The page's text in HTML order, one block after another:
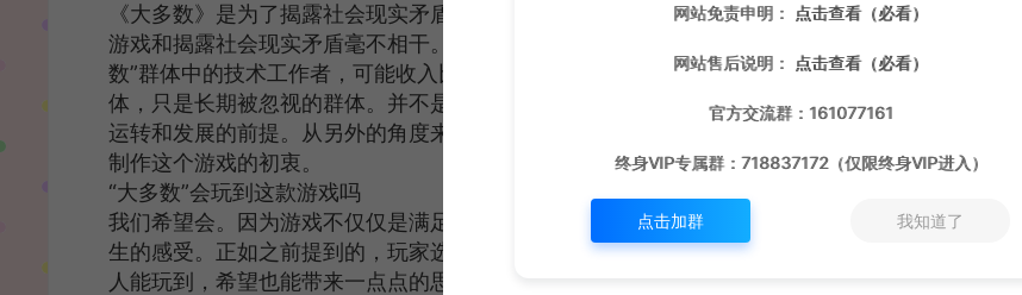
《大多数》是为了揭露社会现实矛盾吗
游戏和揭露社会现实矛盾毫不相干。产生这种想法的人，都是对“大多数”群体的不了解。而事实上
数”群体中的技术工作者，可能收入比他们想象得要高很多，生活也比他们想象得要幸福很多。城
体，只是长期被忽视的群体。并不是社会的底层或矛盾所在。相反，他们是社会的中坚力量，是
运转和发展的前提。从另外的角度来说，增加这部分文艺作品的比例，有助于解决信息隔阂。这
制作这个游戏的初衷。
“大多数”会玩到这款游戏吗
我们希望会。因为游戏不仅仅是满足一部分人的好奇，也对身处“大多数”群体的人有一种跳脱出来
生的感受。正如之前提到的，玩家选择工作的权衡过程，也是真实生活中选择工作的过程。如果“
人能玩到，希望也能带来一点点的思路。但这也只是我们制作组的天真且美好的心愿，因为生活
网站免责申明： 点击查看（必看）
网站售后说明： 点击查看（必看）
官方交流群：161077161
终身VIP专属群：718837172（仅限终身VIP进入）
点击加群 我知道了